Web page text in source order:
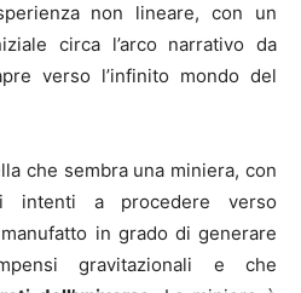
non lineare, con un
circa l’arco narrativo da
verso l’infinito mondo del
che sembra una miniera, con
intenti a procedere verso
in grado di generare
gravitazionali e che